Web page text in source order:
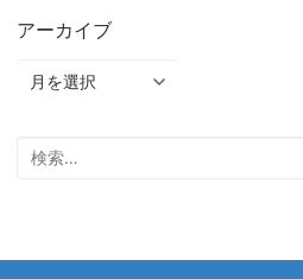
アーカイブ
ー